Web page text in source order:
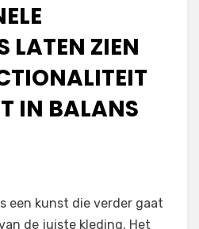
LATEN ZIEN
IN BALANS
een kunst die verder gaat
de juiste kleding. Het